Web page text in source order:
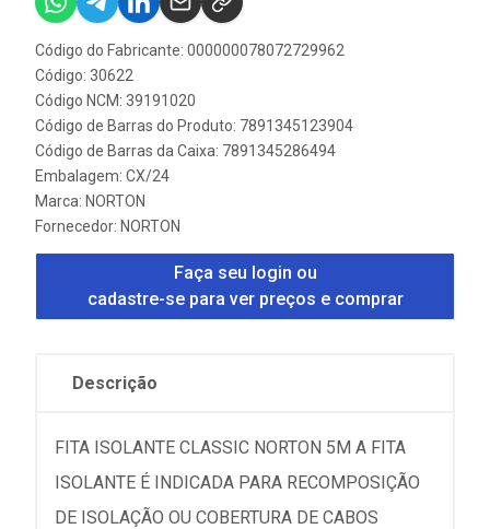
Código do Fabricante: 000000078072729962
Código: 30622
Código NCM: 39191020
Código de Barras do Produto: 7891345123904
Código de Barras da Caixa: 7891345286494
Embalagem: CX/24
Marca: NORTON
Fornecedor: NORTON
Faça seu login ou
cadastre-se para ver preços e comprar
Descrição
FITA ISOLANTE CLASSIC NORTON 5M A FITA
ISOLANTE É INDICADA PARA RECOMPOSIÇÃO
DE ISOLAÇÃO OU COBERTURA DE CABOS